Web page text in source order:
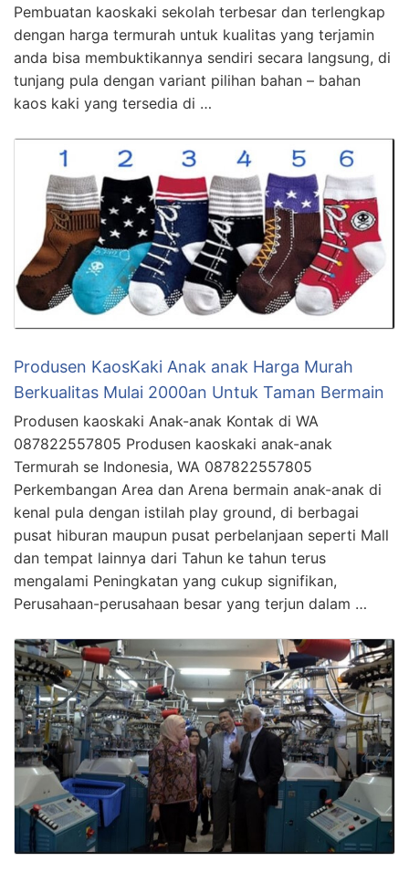
Pembuatan kaoskaki sekolah terbesar dan terlengkap
dengan harga termurah untuk kualitas yang terjamin
anda bisa membuktikannya sendiri secara langsung, di
tunjang pula dengan variant pilihan bahan – bahan
kaos kaki yang tersedia di …
Produsen KaosKaki Anak anak Harga Murah
Berkualitas Mulai 2000an Untuk Taman Bermain
Produsen kaoskaki Anak-anak Kontak di WA
087822557805 Produsen kaoskaki anak-anak
Termurah se Indonesia, WA 087822557805
Perkembangan Area dan Arena bermain anak-anak di
kenal pula dengan istilah play ground, di berbagai
pusat hiburan maupun pusat perbelanjaan seperti Mall
dan tempat lainnya dari Tahun ke tahun terus
mengalami Peningkatan yang cukup signifikan,
Perusahaan-perusahaan besar yang terjun dalam …